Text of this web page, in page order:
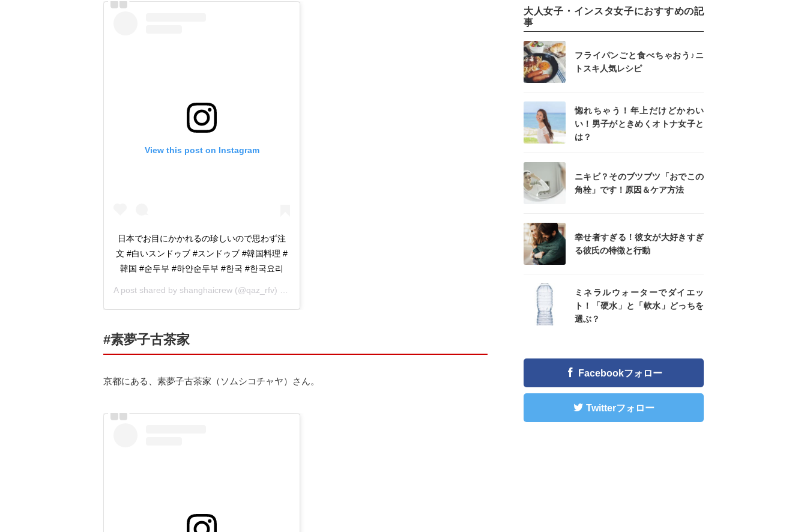
View this post on Instagram
日本でお目にかかれるの珍しいので思わず注
文 #白いスンドゥブ #スンドゥブ #韓国料理 #
韓国 #순두부 #하얀순두부 #한국 #한국요리
A post shared by shanghaicrew (@qaz_rfv) on
#素夢子古茶家
京都にある、素夢子古茶家（ソムシコチャヤ）さん。
大人女子・インスタ女子におすすめの記
事
フライパンごと食べちゃおう♪ニ
トスキ人気レシピ
惚れちゃう！年上だけどかわい
い！男子がときめくオトナ女子と
は？
ニキビ？そのブツブツ「おでこの
角栓」です！原因＆ケア方法
幸せ者すぎる！彼女が大好きすぎ
る彼氏の特徴と行動
ミネラルウォーターでダイエッ
ト！「硬水」と「軟水」どっちを
選ぶ？
Facebookフォロー
Twitterフォロー